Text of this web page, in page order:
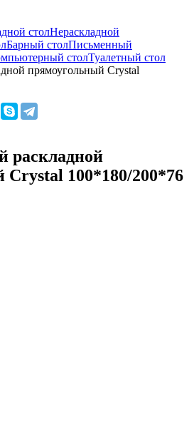
столНераскладной
Барный столПисьменный
столТуалетный стол
прямоугольный Crystal
раскладной
Crystal 100*180/200*76